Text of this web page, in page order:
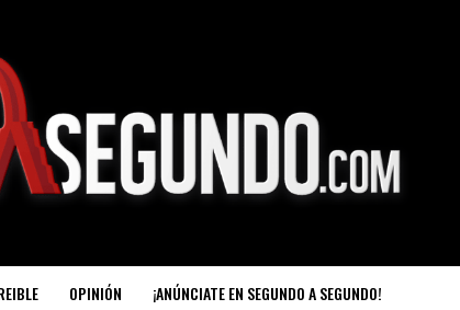
OPINIÓN ¡ANÚNCIATE EN SEGUNDO A SEGUNDO!